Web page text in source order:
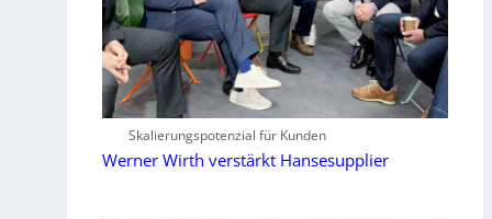
Skalierungspotenzial für Kunden
Werner Wirth verstärkt Hansesupplier